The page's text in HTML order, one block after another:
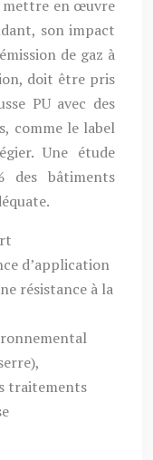
mettre en œuvre
son impact
de gaz à
doit être pris
PU avec des
comme le label
Une étude
des bâtiments
d’application
résistance à la
traitements